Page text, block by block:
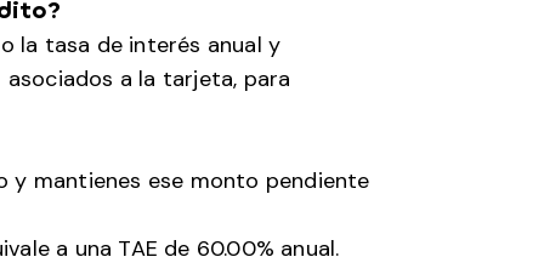
la tasa de interés anual y
a la tarjeta, para
y mantienes ese monto pendiente
a una TAE de 60.00% anual.